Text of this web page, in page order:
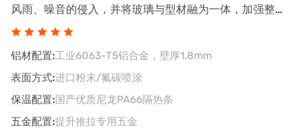
风雨、噪音的侵入，并将玻璃与型材融为一体，加强整窗
抗风压性能、提升整窗保温性能，安全密封性能
铝材配置:工业6063-T5铝合金，壁厚1.8mm
表面方式:进口粉末/氟碳喷涂
保温配置:国产优质尼龙PA66隔热条
五金配置:提升推拉专用五金